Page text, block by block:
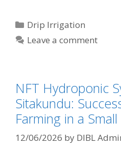
Categories
Drip Irrigation
Leave a comment
NFT Hydroponic
Sitakundu:
Farming in a Small
12/06/2026 by DIBL